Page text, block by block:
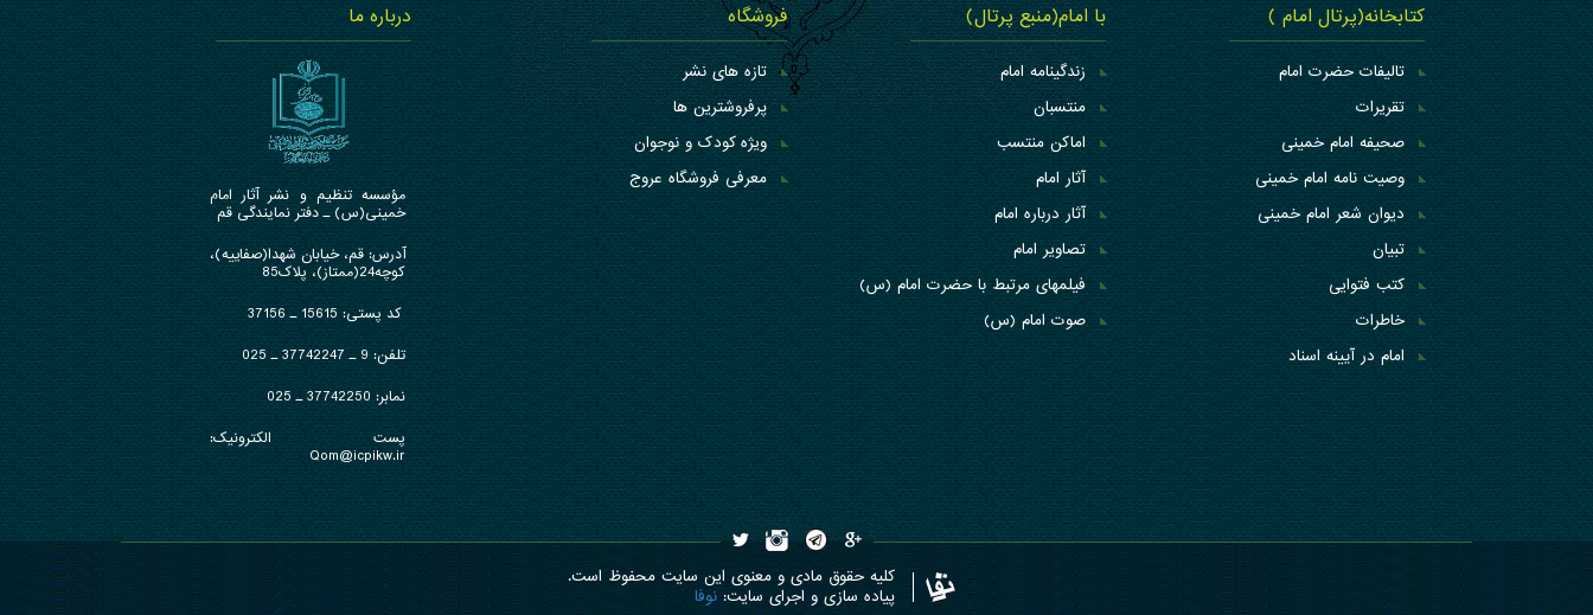
کتابخانه(پرتال امام )
تالیفات حضرت امام
تقریرات
صحیفه امام خمینی
وصیت نامه امام خمینی
دیوان شعر امام خمینی
تبیان
کتب فتوایی
خاطرات
امام در آیینه اسناد
با امام(منبع پرتال)
زندگینامه امام
منتسبان
اماکن منتسب
آثار امام
آثار درباره امام
تصاویر امام
فیلمهای مرتبط با حضرت امام (س)
صوت امام (س)
فروشگاه
تازه های نشر
پرفروشترین ها
ویژه کودک و نوجوان
معرفی فروشگاه عروج
درباره ما
مؤسسه تنظیم و نشر آثار امام
خمینی(س) ـ دفتر نمایندگی قم
آدرس: قم، خیابان شهدا(صفاییه)،
کوچه24(ممتاز)، پلاک85
کد پستی: 15615 ـ 37156
تلفن: 9 ـ 37742247 ـ 025
نمابر:
پست الکترونیک:
Qom@icpikw.ir
کلیه حقوق مادی و معنوی این سایت محفوظ است.
پیاده سازی و اجرای سایت:نوفا